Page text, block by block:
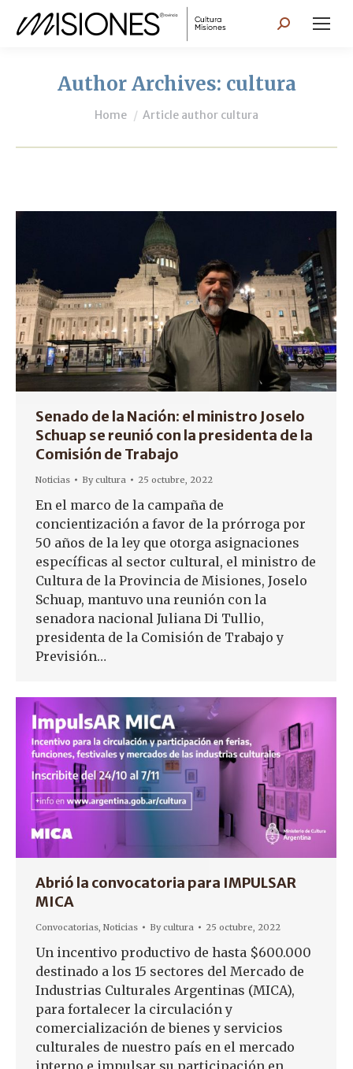
Search:
Author Archives: cultura
You are here:
Home Article author cultura
Senado de la Nación: el ministro Joselo
Schuap se reunió con la presidenta de la
Comisión de Trabajo
Noticias Bycultura 25 octubre, 2022
En el marco de la campaña de
concientización a favor de la prórroga por
50 años de la ley que otorga asignaciones
específicas al sector cultural, el ministro de
Cultura de la Provincia de Misiones, Joselo
Schuap, mantuvo una reunión con la
senadora nacional Juliana Di Tullio,
presidenta de la Comisión de Trabajo y
Previsión…
Abrió la convocatoria para IMPULSAR
MICA
Convocatorias Noticias Bycultura 25 octubre, 2022
Un incentivo productivo de hasta $600.000
destinado a los 15 sectores del Mercado de
Industrias Culturales Argentinas (MICA),
para fortalecer la circulación y
comercialización de bienes y servicios
culturales de nuestro país en el mercado
interno e impulsar su participación en